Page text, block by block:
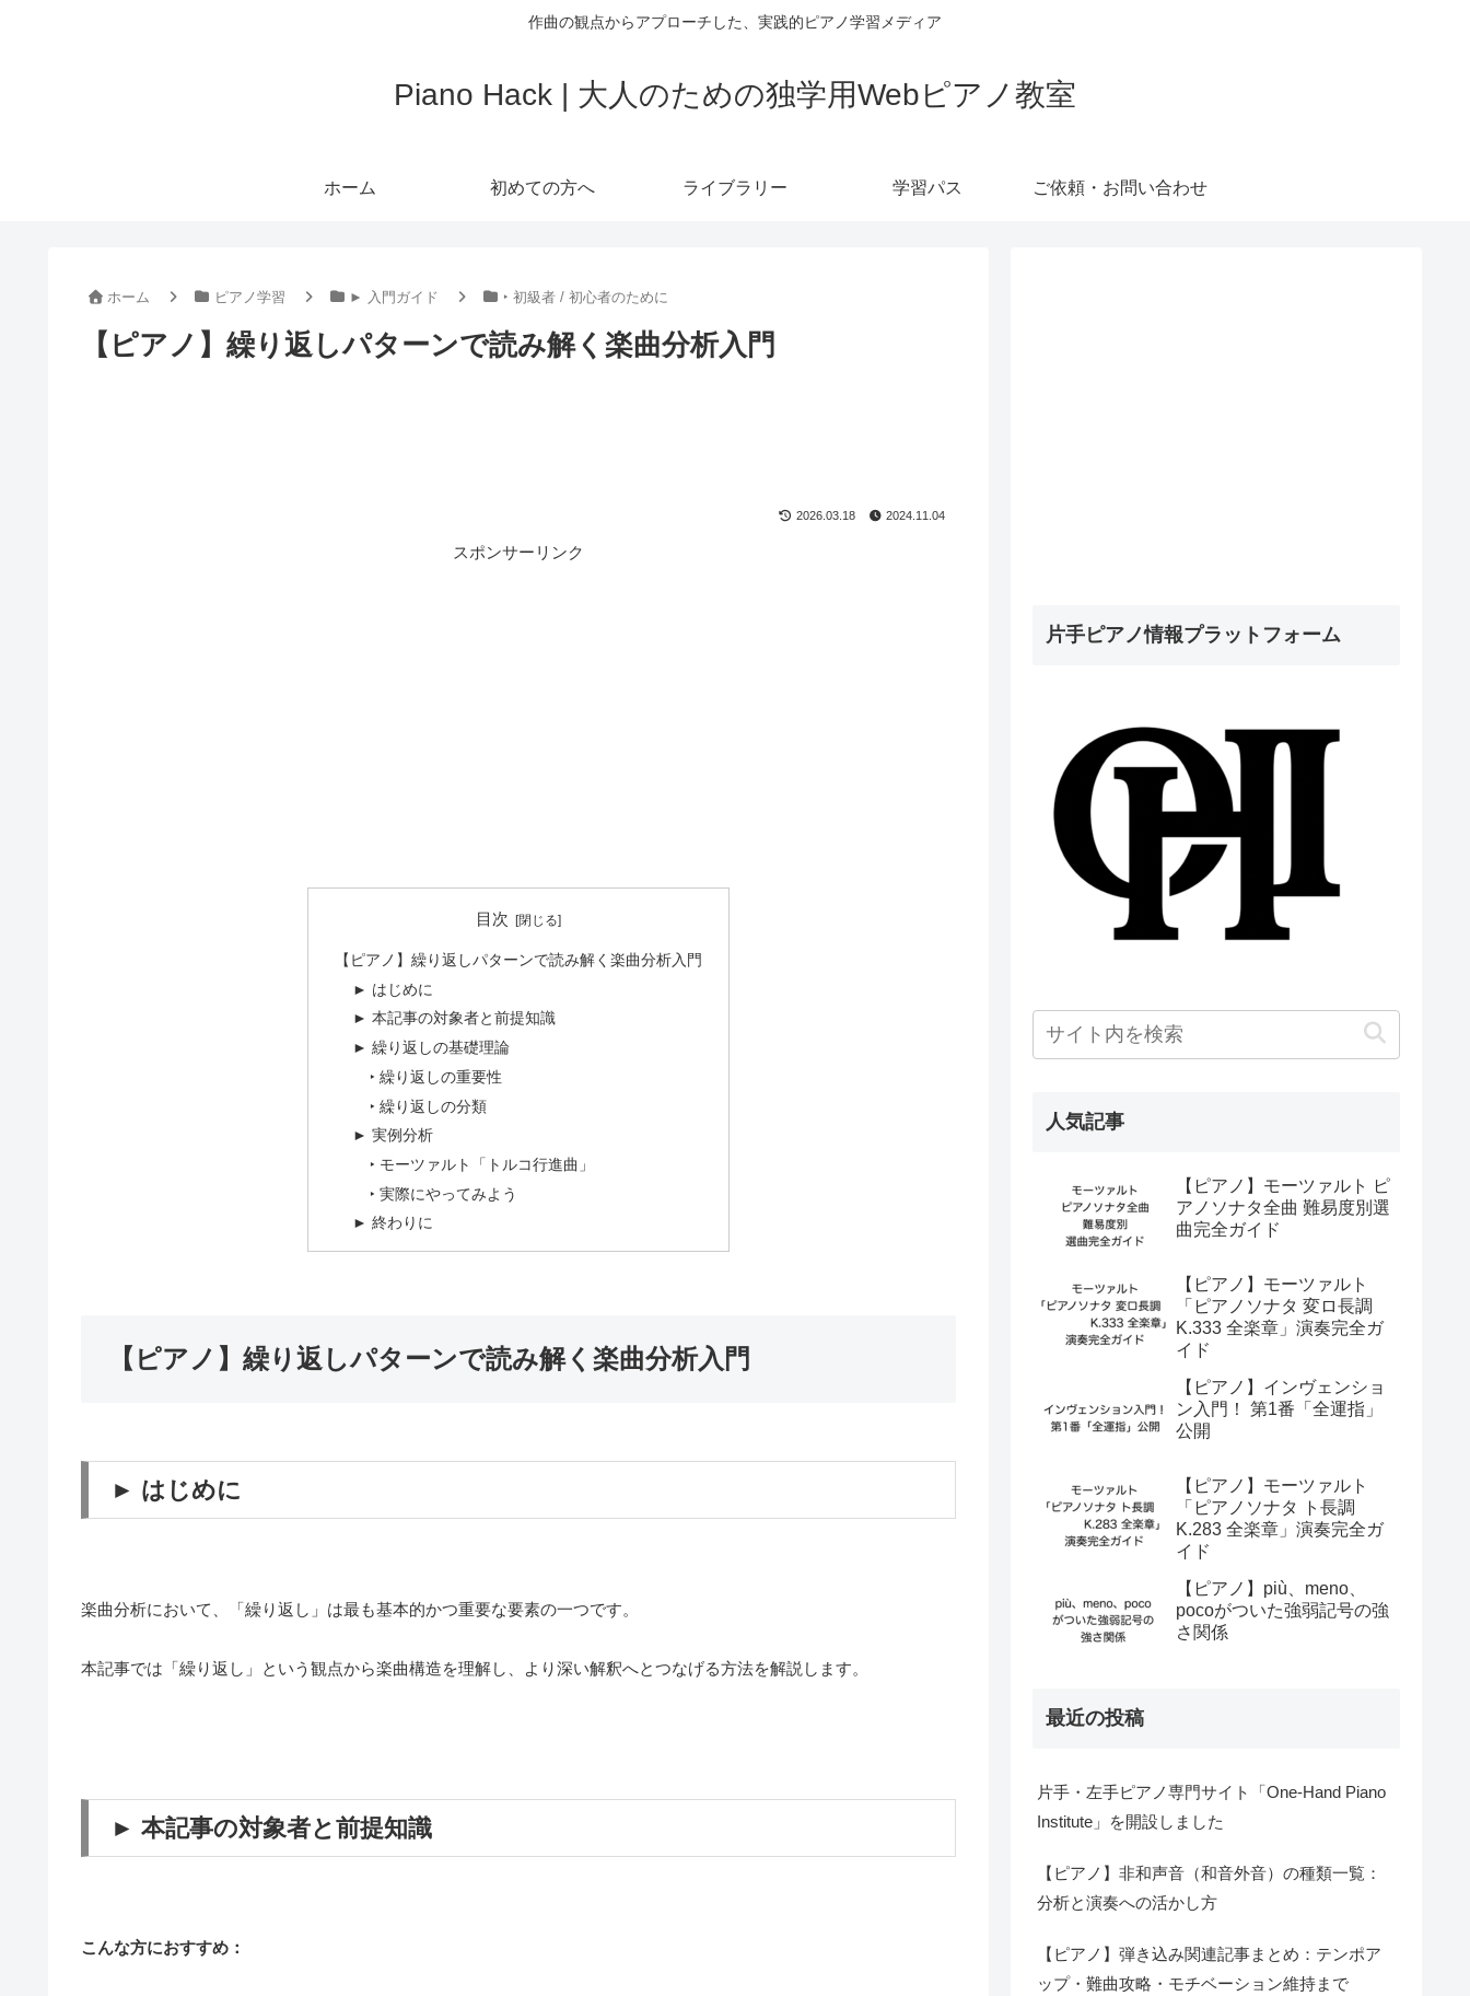
作曲の観点からアプローチした、実践的ピアノ学習メディア
Piano Hack | 大人のための独学用Webピアノ教室
ホーム 初めての方へ ライブラリー 学習パス ご依頼・お問い合わせ
ホーム ピアノ学習 ► 入門ガイド ‣ 初級者 / 初心者のために
【ピアノ】繰り返しパターンで読み解く楽曲分析入門
2026.03.18 2024.11.04
スポンサーリンク
目次
【ピアノ】繰り返しパターンで読み解く楽曲分析入門
► はじめに
► 本記事の対象者と前提知識
► 繰り返しの基礎理論
‣ 繰り返しの重要性
‣ 繰り返しの分類
► 実例分析
‣ モーツァルト「トルコ行進曲」
‣ 実際にやってみよう
► 終わりに
【ピアノ】繰り返しパターンで読み解く楽曲分析入門
► はじめに
楽曲分析において、「繰り返し」は最も基本的かつ重要な要素の一つです。
本記事では「繰り返し」という観点から楽曲構造を理解し、より深い解釈へとつなげる方法を解説します。
► 本記事の対象者と前提知識
こんな方におすすめ：
片手ピアノ情報プラットフォーム
人気記事
【ピアノ】モーツァルト ピ
アノソナタ全曲 難易度別選
曲完全ガイド
【ピアノ】モーツァルト
「ピアノソナタ 変ロ長調
K.333 全楽章」演奏完全ガ
イド
【ピアノ】インヴェンショ
ン入門！ 第1番「全運指」
公開
【ピアノ】モーツァルト
「ピアノソナタ ト長調
K.283 全楽章」演奏完全ガ
イド
【ピアノ】più、meno、
pocoがついた強弱記号の強
さ関係
最近の投稿
片手・左手ピアノ専門サイト「One-Hand Piano
Institute」を開設しました
【ピアノ】非和声音（和音外音）の種類一覧：
分析と演奏への活かし方
【ピアノ】弾き込み関連記事まとめ：テンポア
ップ・難曲攻略・モチベーション維持まで